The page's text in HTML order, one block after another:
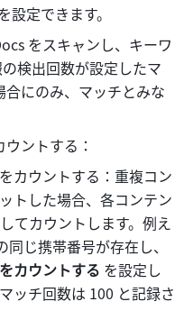
設定できます。
をスキャンし、キーワ
検出回数が設定したマ
にのみ、マッチとみな
ントする：
カウントする：重複コン
トした場合、各コンテン
てカウントします。例え
じ携帯番号が存在し、
カウントする を設定し
ッチ回数は 100 と記録さ